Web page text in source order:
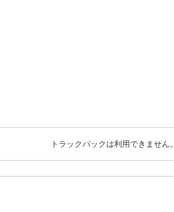
トラックバックは利用できません。